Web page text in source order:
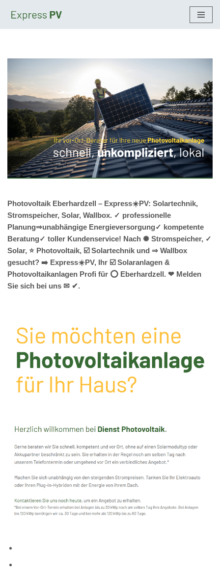
Photovoltaik Eberhardzell – Express☀️PV️: Solartechnik,
Stromspeicher, Solar, Wallbox. ✓ professionelle
Planung⇒unabhängige Energieversorgung✓ kompetente
Beratung✓ toller Kundenservice! Nach ✺ Stromspeicher, ✓
Solar, ⭐ Photovoltaik, ☑️ Solartechnik und ⇒ Wallbox
gesucht? ➡️ Express☀️PV️, Ihr ☑️ Solaranlagen &
Photovoltaikanlagen Profi für ⭕ Eberhardzell. ❤ Melden
Sie sich bei uns ✉ ✔.